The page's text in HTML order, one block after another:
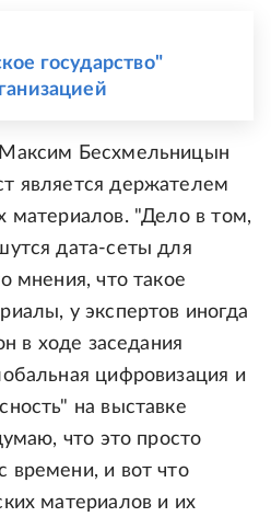
государство"
Бесхмельницын
является держателем
материалов. "Дело в том,
дата-сеты для
мнения, что такое
у экспертов иногда
в ходе заседания
цифровизация и
на выставке
что это просто
времени, и вот что
материалов и их